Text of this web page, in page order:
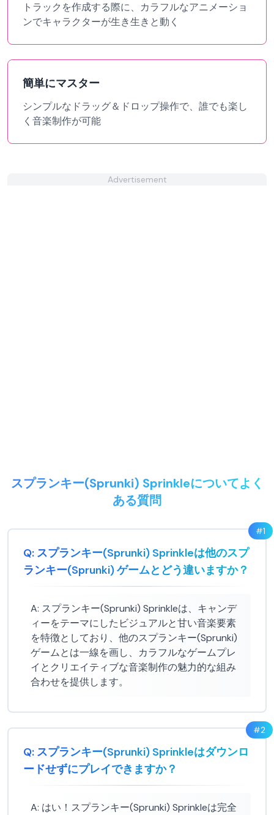
トラックを作成する際に、カラフルなアニメーショ
ンでキャラクターが生き生きと動く
簡単にマスター
シンプルなドラッグ＆ドロップ操作で、誰でも楽し
く音楽制作が可能
Advertisement
スプランキー(Sprunki) Sprinkleについてよく
ある質問
#1
Q: スプランキー(Sprunki) Sprinkleは他のスプ
ランキー(Sprunki) ゲームとどう違いますか？
A: スプランキー(Sprunki) Sprinkleは、キャンデ
ィーをテーマにしたビジュアルと甘い音楽要素
を特徴としており、他のスプランキー(Sprunki)
ゲームとは一線を画し、カラフルなゲームプレ
イとクリエイティブな音楽制作の魅力的な組み
合わせを提供します。
#2
Q: スプランキー(Sprunki) Sprinkleはダウンロ
ードせずにプレイできますか？
A: はい！スプランキー(Sprunki) Sprinkleは完全